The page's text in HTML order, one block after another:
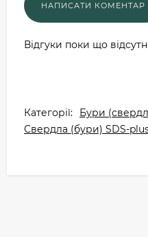
Відгуки поки що
Категорії:
Бури
Свердла (бури) SDS-